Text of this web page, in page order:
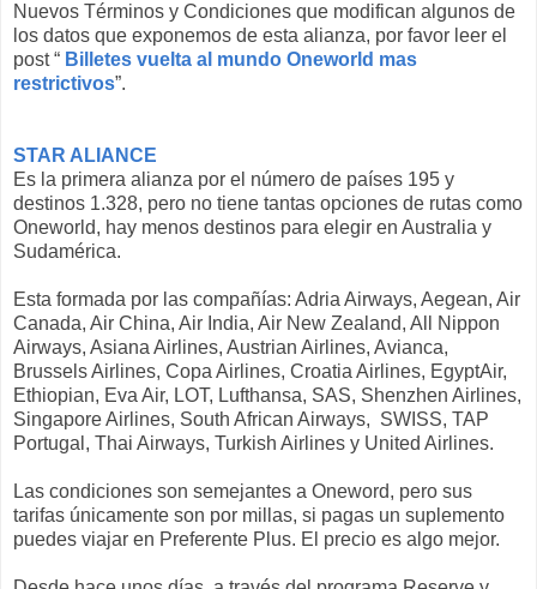
Nuevos Términos y Condiciones que modifican algunos de
los datos que exponemos de esta alianza, por favor leer el
post “ Billetes vuelta al mundo Oneworld mas
restrictivos”.
STAR ALIANCE
Es la primera alianza por el número de países 195 y
destinos 1.328, pero no tiene tantas opciones de rutas como
Oneworld, hay menos destinos para elegir en Australia y
Sudamérica.
Esta formada por las compañías: Adria Airways, Aegean, Air
Canada, Air China, Air India, Air New Zealand, All Nippon
Airways, Asiana Airlines, Austrian Airlines, Avianca,
Brussels Airlines, Copa Airlines, Croatia Airlines, EgyptAir,
Ethiopian, Eva Air, LOT, Lufthansa, SAS, Shenzhen Airlines,
Singapore Airlines, South African Airways, SWISS, TAP
Portugal, Thai Airways, Turkish Airlines y United Airlines.
Las condiciones son semejantes a Oneword, pero sus
tarifas únicamente son por millas, si pagas un suplemento
puedes viajar en Preferente Plus. El precio es algo mejor.